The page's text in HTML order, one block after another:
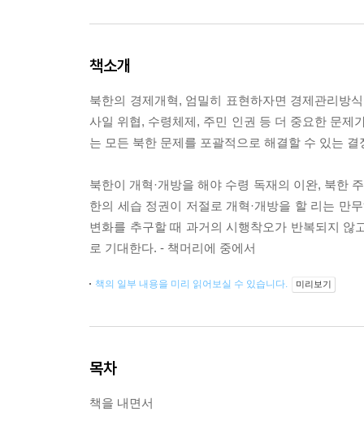
책소개
북한의 경제개혁, 엄밀히 표현하자면 경제관리방
사일 위협, 수령체제, 주민 인권 등 더 중요한 문제
는 모든 북한 문제를 포괄적으로 해결할 수 있는
북한이 개혁·개방을 해야 수령 독재의 이완, 북한
한의 세습 정권이 저절로 개혁·개방을 할 리는 만
변화를 추구할 때 과거의 시행착오가 반복되지
로 기대한다. - 책머리에 중에서
책의 일부 내용을 미리 읽어보실 수 있습니다. 미리보기
목차
책을 내면서